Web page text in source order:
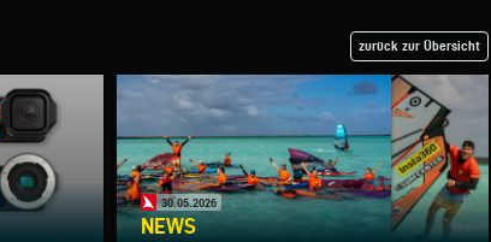
zurück zur Übersicht
30.05.2026
NEWS